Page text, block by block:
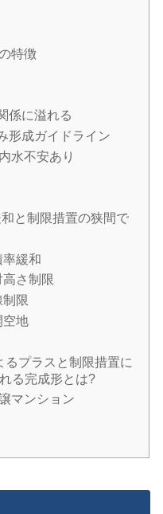
特徴
係に溢れる
形成ガイドライン
水不安あり
と制限措置の狭間で
率緩和
高さ制限
制限
空地
るプラスと制限措置に
る完成形とは?
マンション